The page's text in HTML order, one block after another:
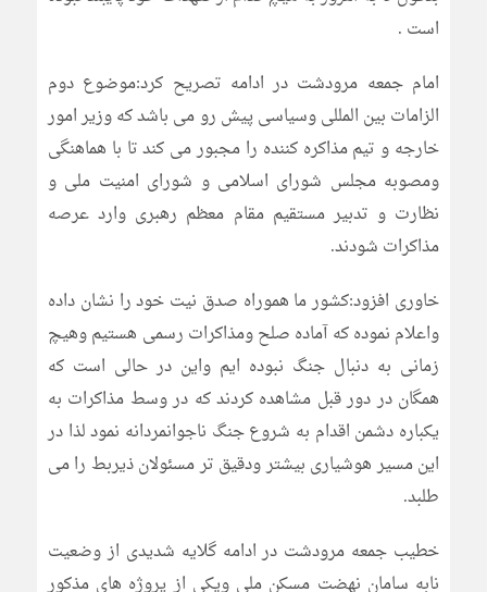
است .
امام جمعه مرودشت در ادامه تصریح کرد:موضوع دوم
الزامات بین المللی وسیاسی پیش رو می باشد که وزیر امور
خارجه و تیم مذاکره کننده را مجبور می کند تا با هماهنگی
ومصوبه مجلس شورای اسلامی و شورای امنیت ملی و
نظارت و تدبیر مستقیم مقام معظم رهبری وارد عرصه
مذاکرات شودند.
خاوری افزود:کشور ما هموراه صدق نیت خود را نشان داده
واعلام نموده که آماده صلح ومذاکرات رسمی هستیم وهیچ
زمانی به دنبال جنگ نبوده ایم واین در حالی است که
همگان در دور قبل مشاهده کردند که در وسط مذاکرات به
یکباره دشمن اقدام به شروع جنگ ناجوانمردانه نمود لذا در
این مسیر هوشیاری بیشتر ودقیق تر مسئولان ذیربط را می
طلبد.
خطیب جمعه مرودشت در ادامه گلایه شدیدی از وضعیت
نابه سامان نهضت مسکن ملی ویکی از پروژه های مذکور